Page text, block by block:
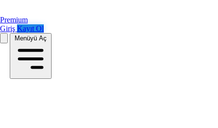
Premium
Giriş Kayıt Ol
Menüyü Aç